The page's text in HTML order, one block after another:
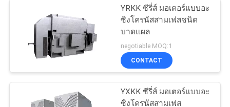
โรงงาน
ปั๊มฉีดน้ำ
YRKK ซีรี่ส์ มอเตอร์แบบอะ
ซิงโครนัสสามเฟสชนิด
บาดแผล
negotiable MOQ:1
CONTACT
YXKK ซีรี่ส์ มอเตอร์แบบอะ
ซิงโครนัสสามเฟส